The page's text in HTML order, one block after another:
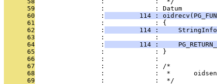
      59
                 :             : Datum
      60
                 :
114 :
      61
                 :             : {
      62
                 :
114 :
      63
                 :             :
      64
                 :
114 :
      65
                 :             : }
      66
                 :             :
      67
                 :             : /*
      68
:             :  *
      69
                 :             :  */